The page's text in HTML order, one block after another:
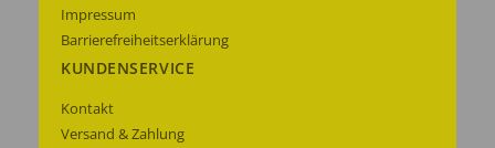
Impressum
Barrierefreiheitserklärung
KUNDENSERVICE
Kontakt
Versand & Zahlung